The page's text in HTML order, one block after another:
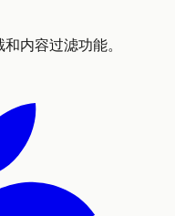
内容过滤功能。